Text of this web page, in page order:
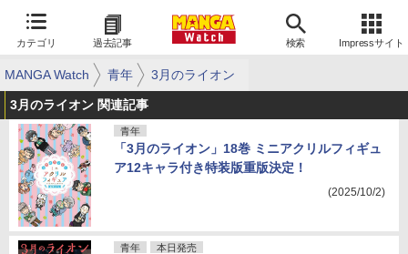
カテゴリ 過去記事 検索 Impressサイト
MANGA Watch 青年 3月のライオン
3月のライオン 関連記事
青年
「3月のライオン」18巻 ミニアクリルフィギュ
ア12キャラ付き特装版重版決定！
(2025/10/2)
青年 本日発売